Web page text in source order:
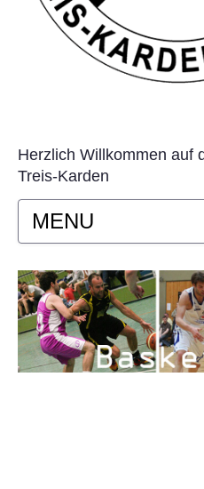
Herzlich Willkommen auf
Treis-Karden
MENU
STARTSEITE
AKTUELLES
VEREIN